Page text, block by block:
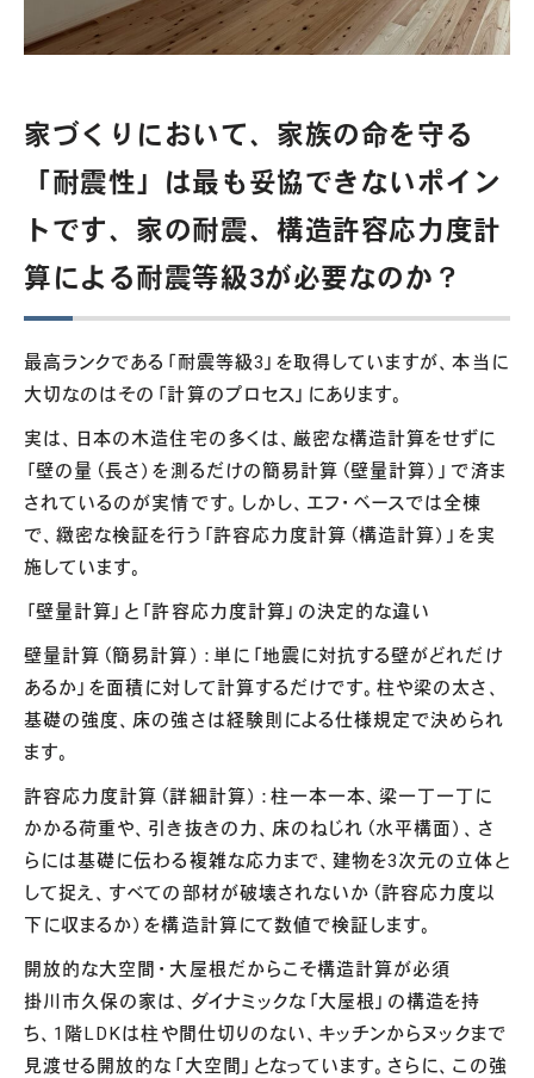
家づくりにおいて、家族の命を守る
「耐震性」は最も妥協できないポイン
トです、家の耐震、構造許容応力度計
算による耐震等級3が必要なのか？
最高ランクである「耐震等級3」を取得していますが、本当に
大切なのはその「計算のプロセス」にあります。
実は、日本の木造住宅の多くは、厳密な構造計算をせずに
「壁の量（長さ）を測るだけの簡易計算（壁量計算）」で済ま
されているのが実情です。しかし、エフ・ベースでは全棟
で、緻密な検証を行う「許容応力度計算（構造計算）」を実
施しています。
「壁量計算」と「許容応力度計算」の決定的な違い
壁量計算（簡易計算）：単に「地震に対抗する壁がどれだけ
あるか」を面積に対して計算するだけです。柱や梁の太さ、
基礎の強度、床の強さは経験則による仕様規定で決められ
ます。
許容応力度計算（詳細計算）：柱一本一本、梁一丁一丁に
かかる荷重や、引き抜きの力、床のねじれ（水平構面）、さ
らには基礎に伝わる複雑な応力まで、建物を3次元の立体と
して捉え、すべての部材が破壊されないか（許容応力度以
下に収まるか）を構造計算にて数値で検証します。
開放的な大空間・大屋根だからこそ構造計算が必須
掛川市久保の家は、ダイナミックな「大屋根」の構造を持
ち、1階LDKは柱や間仕切りのない、キッチンからヌックまで
見渡せる開放的な「大空間」となっています。さらに、この強